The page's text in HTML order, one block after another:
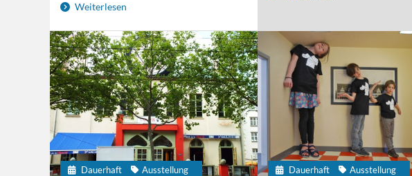
Weiterlesen
Dauerhaft
Ausstellung
Dauerhaft
Ausstellung